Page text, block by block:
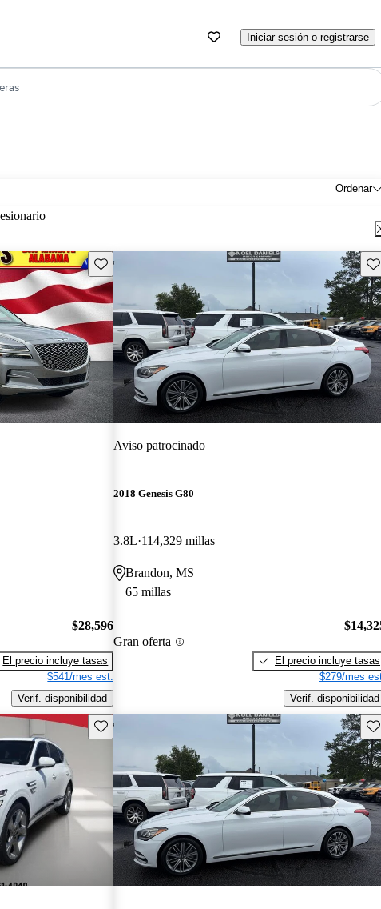
Iniciar sesión o registrarse
Ordenar
Guarda este Aviso
$28,596
El precio incluye tasas
$541/mes est.
Verif. disponibilidad
Aviso patrocinado
2018 Genesis G80
3.8L 114,329 millas
Brandon, MS
65 millas
Gran oferta
El precio incluye tasas
$279/mes
Verif. disponibilidad
Guarda este Aviso